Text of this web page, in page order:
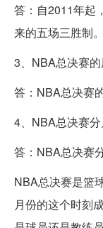
答：自2011年起
来的五场三胜制。
3、NBA总决赛
答：NBA总决赛
4、NBA总决赛
答：NBA总决赛
NBA总决赛是篮
月份的这个时刻